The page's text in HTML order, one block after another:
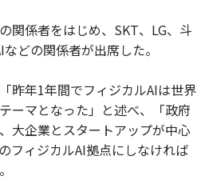
関係者をはじめ、SKT、LG、斗
どの関係者が出席した。
昨年1年間でフィジカルAIは世界
ーマとなった」と述べ、「政府
大企業とスタートアップが中心
フィジカルAI拠点にしなければ